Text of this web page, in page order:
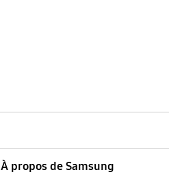
À propos de Samsung